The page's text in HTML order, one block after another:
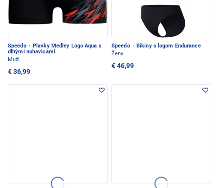
Speedo · Plavky Medley Logo Aqua s
dlhými nohavicami
Muži
€ 36,99
Speedo · Bikiny s logom Endurance
Ženy
€ 46,99